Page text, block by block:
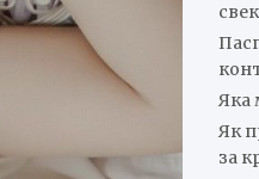
Яка
Як
за